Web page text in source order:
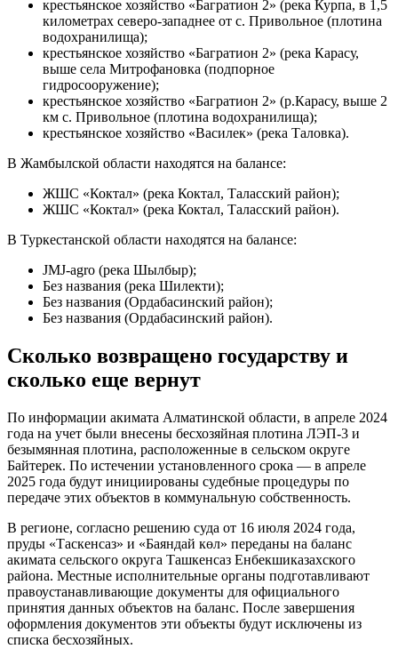
крестьянское хозяйство «Багратион 2» (река Курпа, в 1,5
километрах северо-западнее от с. Привольное (плотина
водохранилища);
крестьянское хозяйство «Багратион 2» (река Карасу,
выше села Митрофановка (подпорное
гидросооружение);
крестьянское хозяйство «Багратион 2» (р.Карасу, выше 2
км с. Привольное (плотина водохранилища);
крестьянское хозяйство «Василек» (река Таловка).
В Жамбылской области находятся на балансе:
ЖШС «Коктал» (река Коктал, Таласский район);
ЖШС «Коктал» (река Коктал, Таласский район).
В Туркестанской области находятся на балансе:
JMJ-agro (река Шылбыр);
Без названия (река Шилекти);
Без названия (Ордабасинский район);
Без названия (Ордабасинский район).
Сколько возвращено государству и
сколько еще вернут
По информации акимата Алматинской области, в апреле 2024
года на учет были внесены бесхозяйная плотина ЛЭП-3 и
безымянная плотина, расположенные в сельском округе
Байтерек. По истечении установленного срока — в апреле
2025 года будут инициированы судебные процедуры по
передаче этих объектов в коммунальную собственность.
В регионе, согласно решению суда от 16 июля 2024 года,
пруды «Таскенсаз» и «Баяндай көл» переданы на баланс
акимата сельского округа Ташкенсаз Енбекшиказахского
района. Местные исполнительные органы подготавливают
правоустанавливающие документы для официального
принятия данных объектов на баланс. После завершения
оформления документов эти объекты будут исключены из
списка бесхозяйных.